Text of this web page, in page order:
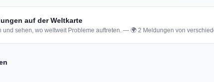
auf der Weltkarte
sehen, wo weltweit Probleme auftreten. — 🌍 2 Meldungen von